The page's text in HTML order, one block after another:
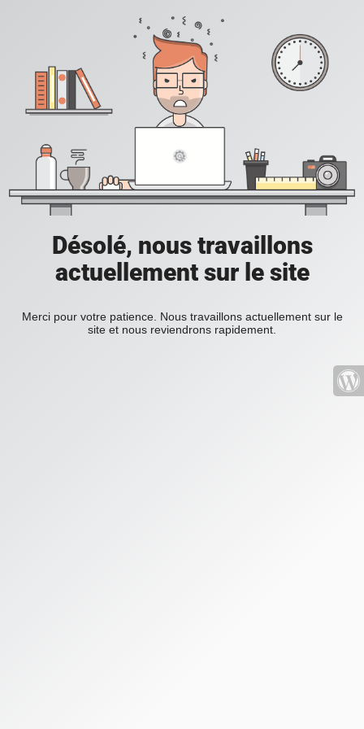
Désolé, nous travaillons
actuellement sur le site
Merci pour votre patience. Nous travaillons actuellement sur le
site et nous reviendrons rapidement.